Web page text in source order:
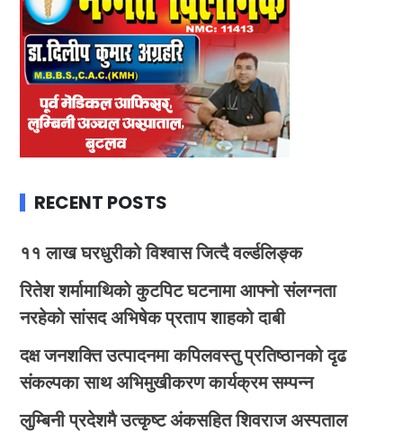
RECENT POSTS
११ लाख घरधुरीको विश्वास जित्दै वर्ल्डलिङ्क
रितेश शर्मामाथिको कुटपिट घटनामा आफ्नो संलग्नता
नरहेको सांसद अभिषेक प्रताप शाहको दाबी
दक्ष जनशक्ति उत्पादनमा कपिलवस्तु प्रतिष्ठानको दृढ
संकल्पका साथ अभिमुखीकरण कार्यक्रम सम्पन्न
लुम्बिनी प्रदेशमै उत्कृष्ट अंकसहित शिवराज अस्पताल